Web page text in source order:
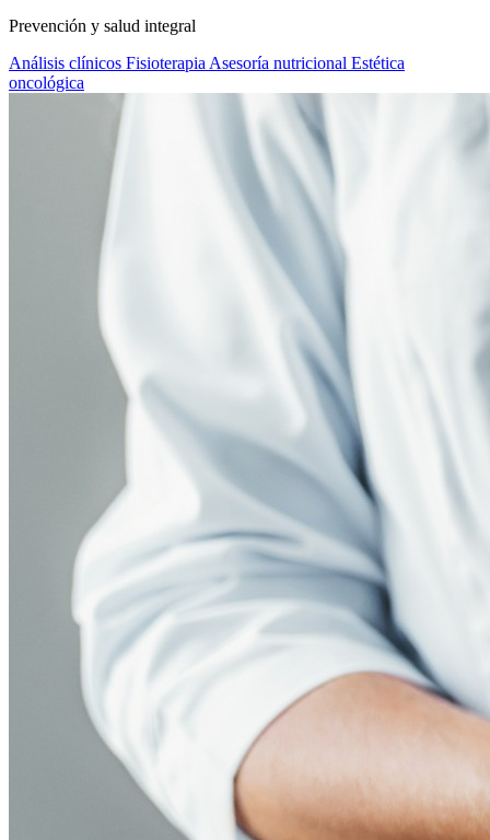
Prevención y salud integral
Análisis clínicos Fisioterapia Asesoría nutricional Estética
oncológica